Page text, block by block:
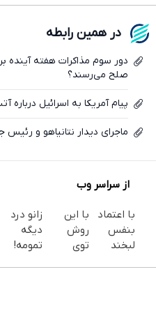
در همین رابطه
دور سوم مذاکرات هفته آینده
صلح می‌رسند؟
پیام آمریکا به اسرائیل
ماجرای دیدار نتانیاهو و
از سراسر وب
با اعتماد
بنفس
لبخند
با این
روش
توی
زانو درد
دیگه
تمومه!